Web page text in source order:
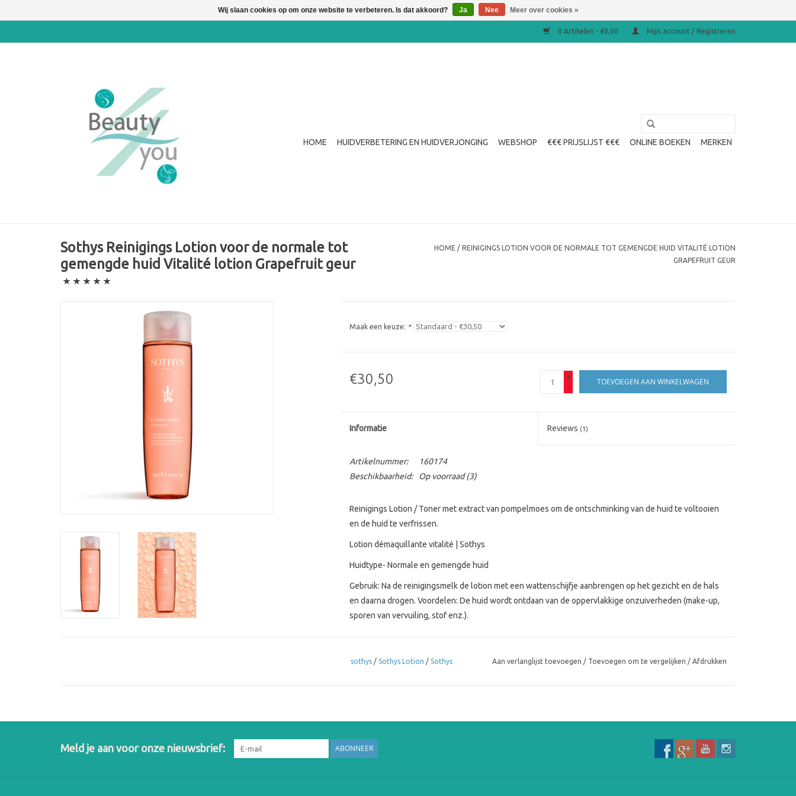
0 Artikelen - €0,00 Mijn account / Registreren
HOME HUIDVERBETERING EN HUIDVERJONGING WEBSHOP €€€ PRIJSLIJST €€€ ONLINE BOEKEN MERKEN
Sothys Reinigings Lotion voor de normale tot
gemengde huid Vitalité lotion Grapefruit geur
HOME / REINIGINGS LOTION VOOR DE NORMALE TOT GEMENGDE HUID VITALITÉ LOTION
GRAPEFRUIT GEUR
Maak een keuze: *
€30,50
+
-
TOEVOEGEN AAN WINKELWAGEN
Informatie Reviews (1)
Artikelnummer:
160174
Beschikbaarheid:
Op voorraad(3)
Reinigings Lotion / Toner met extract van pompelmoes om de ontschminking van de huid te voltooien
en de huid te verfrissen.
Lotion démaquillante vitalité | Sothys
Huidtype- Normale en gemengde huid
Gebruik: Na de reinigingsmelk de lotion met een wattenschijfje aanbrengen op het gezicht en de hals
en daarna drogen. Voordelen: De huid wordt ontdaan van de oppervlakkige onzuiverheden (make-up,
sporen van vervuiling, stof enz.).
Productomschrijving Gebruik:
sothys / Sothys Lotion / Sothys Aan verlanglijst toevoegen / Toevoegen om te vergelijken / Afdrukken
Meld je aan voor onze nieuwsbrief: ABONNEER
Wij slaan cookies op om onze website te verbeteren. Is dat akkoord? Ja Nee Meer over cookies »